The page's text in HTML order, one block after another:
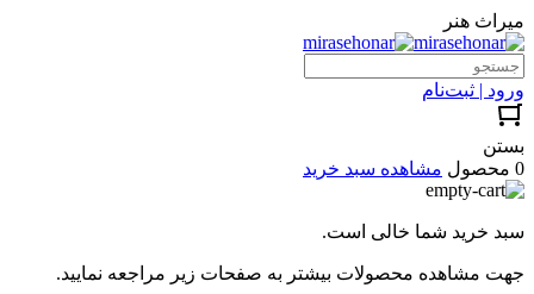
میراث هنر
ورود | ثبت‌نام
بستن
0 محصول
مشاهده سبد خرید
سبد خرید شما خالی است.
جهت مشاهده محصولات بیشتر به صفحات زیر مراجعه نمایید.